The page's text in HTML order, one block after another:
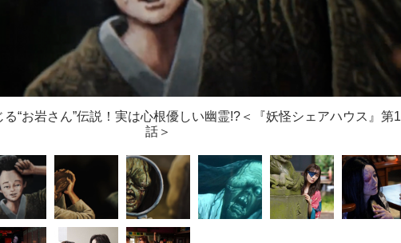
“お岩さん”伝説！実は心根優しい幽霊!?＜『妖怪シェアハウス』第1
話＞